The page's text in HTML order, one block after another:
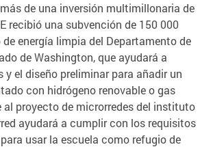
de una inversión multimillonaria de
recibió una subvención de 150 000
energía limpia del Departamento de
de Washington, que ayudará a
y el diseño preliminar para añadir un
con hidrógeno renovable o gas
al proyecto de microrredes del instituto
ayudará a cumplir con los requisitos
usar la escuela como refugio de